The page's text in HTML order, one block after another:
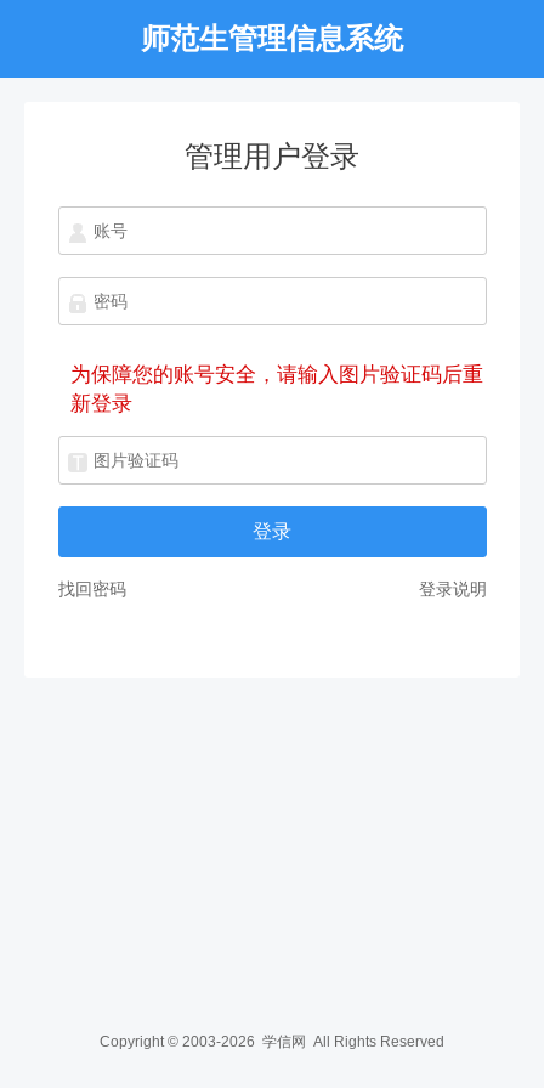
师范生管理信息系统
管理用户登录
为保障您的账号安全，请输入图片验证码后重
新登录
找回密码 登录说明
Copyright © 2003-2026 学信网 All Rights Reserved